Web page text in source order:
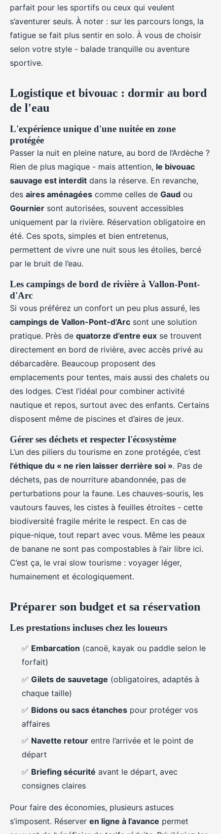
parfait pour les sportifs ou ceux qui veulent
s’aventurer seuls. À noter : sur les parcours longs, la
fatigue se fait plus sentir en solo. À vous de choisir
selon votre style - balade tranquille ou aventure
sportive.
Logistique et bivouac : dormir au bord
de l'eau
L'expérience unique d'une nuitée en zone
protégée
Passer la nuit en pleine nature, au bord de l’Ardèche ?
Rien de plus magique - mais attention, le bivouac
sauvage est interdit dans la réserve. En revanche,
des aires aménagées comme celles de Gaud ou
Gournier sont autorisées, souvent accessibles
uniquement par la rivière. Réservation obligatoire en
été. Ces spots, simples et bien entretenus,
permettent de vivre une nuit sous les étoiles, bercé
par le bruit de l’eau.
Les campings de bord de rivière à Vallon-Pont-
d'Arc
Si vous préférez un confort un peu plus assuré, les
campings de Vallon-Pont-d’Arc sont une solution
pratique. Près de quatorze d’entre eux se trouvent
directement en bord de rivière, avec accès privé au
débarcadère. Beaucoup proposent des
emplacements pour tentes, mais aussi des chalets ou
des lodges. C’est l’idéal pour combiner activité
nautique et repos, surtout avec des enfants. Certains
disposent même de piscines et d’aires de jeux.
Gérer ses déchets et respecter l'écosystème
L’un des piliers du tourisme en zone protégée, c’est
l’éthique du « ne rien laisser derrière soi ». Pas de
déchets, pas de nourriture abandonnée, pas de
perturbations pour la faune. Les chauves-souris, les
vautours fauves, les cistes à feuilles étroites - cette
biodiversité fragile mérite le respect. En cas de
pique-nique, tout repart avec vous. Même les peaux
de banane ne sont pas compostables à l’air libre ici.
C’est ça, le vrai slow tourisme : voyager léger,
humainement et écologiquement.
Préparer son budget et sa réservation
Les prestations incluses chez les loueurs
✅ Embarcation (canoë, kayak ou paddle selon le
forfait)
✅ Gilets de sauvetage (obligatoires, adaptés à
chaque taille)
✅ Bidons ou sacs étanches pour protéger vos
affaires
✅ Navette retour entre l’arrivée et le point de
départ
✅ Briefing sécurité avant le départ, avec
consignes claires
Pour faire des économies, plusieurs astuces
s’imposent. Réserver en ligne à l’avance permet